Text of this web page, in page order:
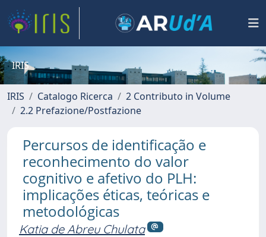
IRIS
IRIS Catalogo Ricerca
2 Contributo in Volume
2.2 Prefazione/Postfazione
Percursos de identificação e
reconhecimento do valor
cognitivo e afetivo do PLH:
implicações éticas, teóricas e
metodológicas
Katia de Abreu Chulata